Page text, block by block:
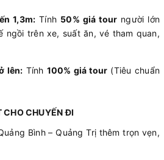
1,3m: Tính 50% giá tour người lớn
ngồi trên xe, suất ăn, vé tham quan,
lên: Tính 100% giá tour (Tiêu chuẩn
CHO CHUYẾN ĐI
Bình – Quảng Trị thêm trọn vẹn,